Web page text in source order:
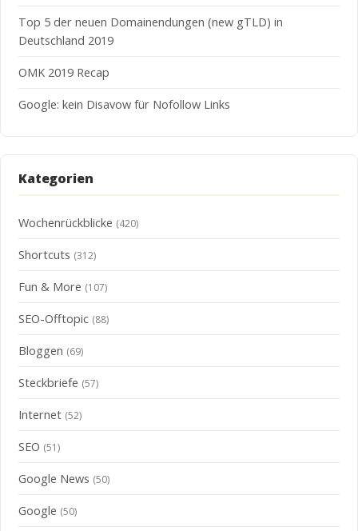
Top 5 der neuen Domainendungen (new gTLD) in
Deutschland 2019
OMK 2019 Recap
Google: kein Disavow für Nofollow Links
Kategorien
Wochenrückblicke (420)
Shortcuts (312)
Fun & More (107)
SEO-Offtopic (88)
Bloggen (69)
Steckbriefe (57)
Internet (52)
SEO (51)
Google News (50)
Google (50)